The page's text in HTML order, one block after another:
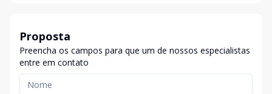
Proposta
Preencha os campos para que um de nossos especialistas
entre em contato